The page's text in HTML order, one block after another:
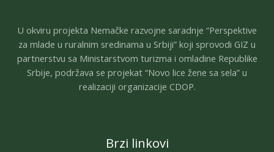
U okviru projekta Nemačke razvojne saradnje “Perspektive
za mlade u ruralnim sredinama u Srbiji” koji sprovodi GIZ u
partnerstvu sa Ministarstvom turizma i omladine Republike
Srbije, podržava se projekat “Novo lice žene sa sela” u
realizaciji organizacije CDOP.
Brzi linkovi